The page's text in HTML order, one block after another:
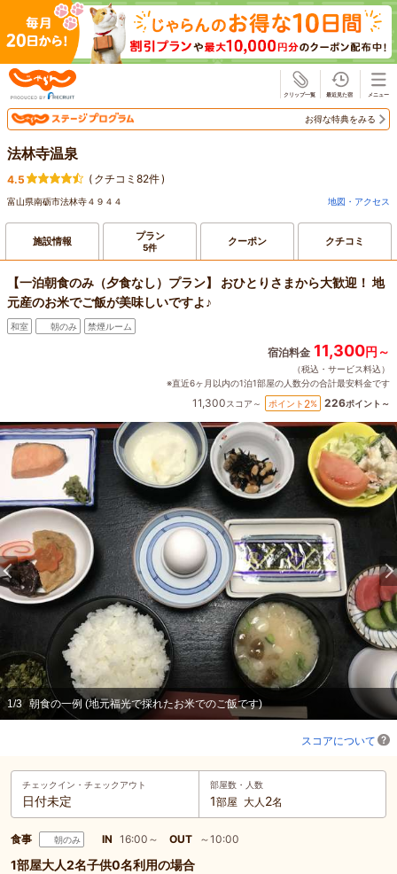
お得な特典をみる
法林寺温泉
4.5 ( クチコミ82件)
富山県南砺市法林寺４９４４ 地図・アクセス
施設情報 プラン
5件 クーポン クチコミ
【一泊朝食のみ（夕食なし）プラン】 おひとりさまから大歓迎！ 地
元産のお米でご飯が美味しいですよ♪
和室 朝のみ 禁煙ルーム
宿泊料金 11,300円～
（税込・サービス料込）
※直近6ヶ月以内の1泊1部屋の人数分の合計最安料金です
11,300スコア～ ポイント 2% 226ポイント～
1/3 朝食の一例 (地元福光で採れたお米でのご飯です)
スコアについて
チェックイン・ チェックアウト
日付未定
部屋数・人数
1部屋 大人 2名
食事 朝のみ IN 16:00～ OUT ～10:00
1部屋大人2名子供0名利用の場合